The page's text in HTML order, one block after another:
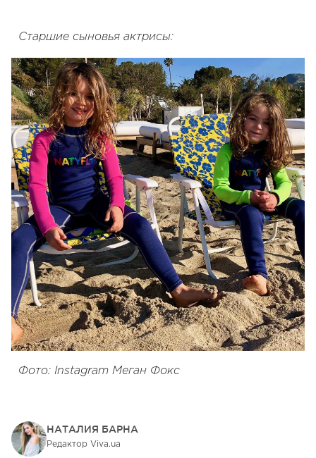
Старшие сыновья актрисы:
Фото: Instagram Меган Фокс
НАТАЛИЯ БАРНА
Редактор Viva.ua